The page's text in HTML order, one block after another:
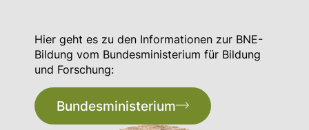
Hier geht es zu den Informationen zur BNE-
Bildung vom Bundesministerium für Bildung
und Forschung:
Bundesministerium